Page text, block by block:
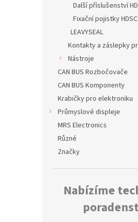
Další příslušenství
Fixační pojistky
LEAVYSEAL
Kontakty a záslepky
Nástroje
CAN BUS Rozbočovače
CAN BUS Komponenty
Krabičky pro elektroniku
Průmyslové displeje
MRS Electronics
Různé
Značky
Nabízíme